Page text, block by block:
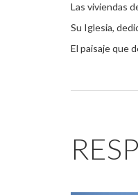
Las viviendas
Su Iglesia,
El paisaje que